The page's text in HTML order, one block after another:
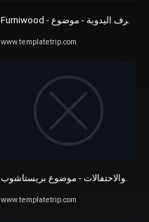
أفلام اللعنة العبارة: فتيات عاريات جميلات في فيديو الجسم. أرشيف ...
أفضل قيمة سيارات هايبرد مستعملة للبيع | BE FORWARD
www.templatetrip.com
والاحتفالات - موضوع بريستاشوب
www.templatetrip.com